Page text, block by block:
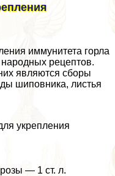
иммунитета горла
народных рецептов.
являются сборы
шиповника, листья
укрепления
— 1 ст. л.